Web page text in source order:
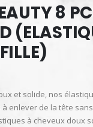
8
et solide, nos
enlever de la tête
à cheveux doux